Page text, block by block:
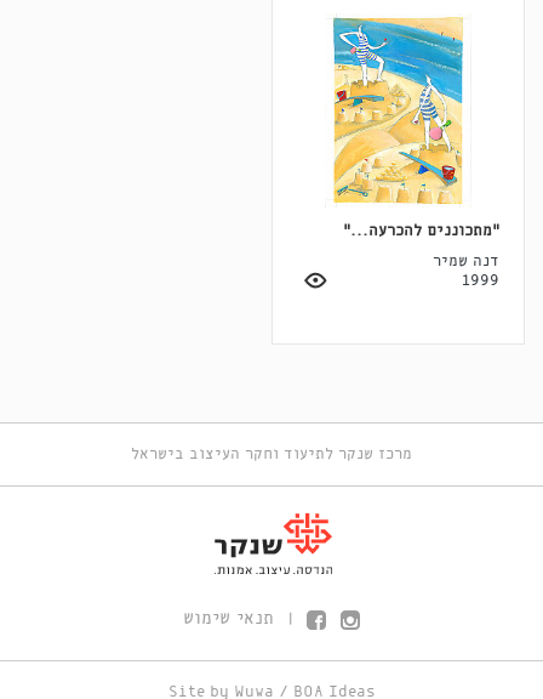
״מתכוננים להכרעה...״
דנה שמיר
1999
מרכז שנקר לתיעוד וחקר העיצוב בישראל
תנאי שימוש
Site by Wuwa / BOA Ideas